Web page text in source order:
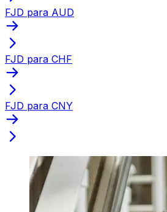
FJD para AUD
FJD para CHF
FJD para CNY